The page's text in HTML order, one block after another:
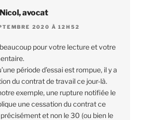
avocat
2020 À 12H52
pour votre lecture et votre
période d’essai est rompue, il y a
du contrat de travail ce jour-là.
exemple, une rupture notifiée le
une cessation du contrat ce
et non le 30 (ou bien le